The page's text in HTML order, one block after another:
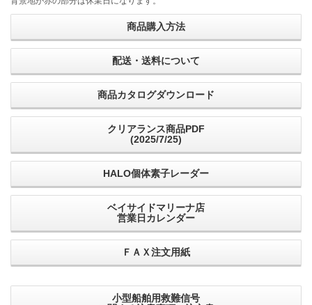
商品購入方法
配送・送料について
商品カタログダウンロード
クリアランス商品PDF
(2025/7/25)
HALO個体素子レーダー
ベイサイドマリーナ店
営業日カレンダー
ＦＡＸ注文用紙
小型船舶用救難信号